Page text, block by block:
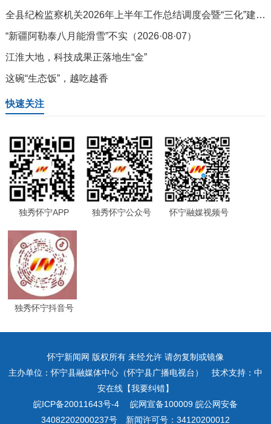
全县纪检监察机关2026年上半年工作总结调度会暨“三化”建设年行动再集中抓两年推进会召开
“新疆阿勒泰八月能滑雪”不实（2026·08·07）
江淮大地，科技成果正落地生“金”
这碗“生态饭”，越吃越香
快速关注
独秀怀宁APP 独秀怀宁公众号 怀宁融媒视频号
独秀怀宁抖音号
怀宁新闻网 版权所有 未经允许 请勿复制或镜像
主办单位：怀宁县融媒体中心（怀宁县广播电视台） 技术支持：中
安在线【我要纠错】
皖ICP备20011643号-4皖网宣备100009 皖公网安备
34082202000237号 新闻许可号：34120200012